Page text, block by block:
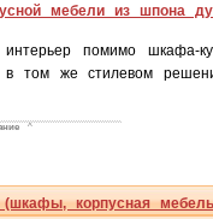
мебели из шпона
помимо шкафа-
в том же стилевом
^
(шкафы, корпусная